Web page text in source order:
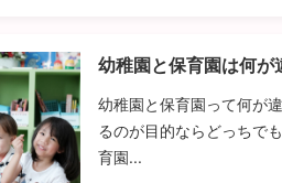
幼稚園と保育園は何が
幼稚園と保育園って何が
るのが目的ならどっちで
育園...